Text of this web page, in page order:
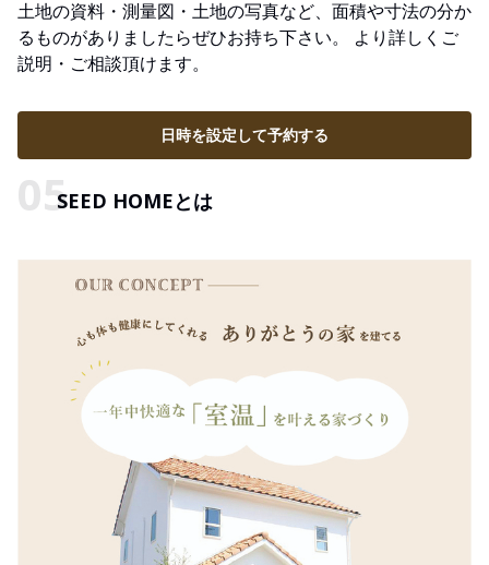
土地の資料・測量図・土地の写真など、面積や寸法の分か
るものがありましたらぜひお持ち下さい。 より詳しくご
説明・ご相談頂けます。
日時を設定して予約する
SEED HOMEとは